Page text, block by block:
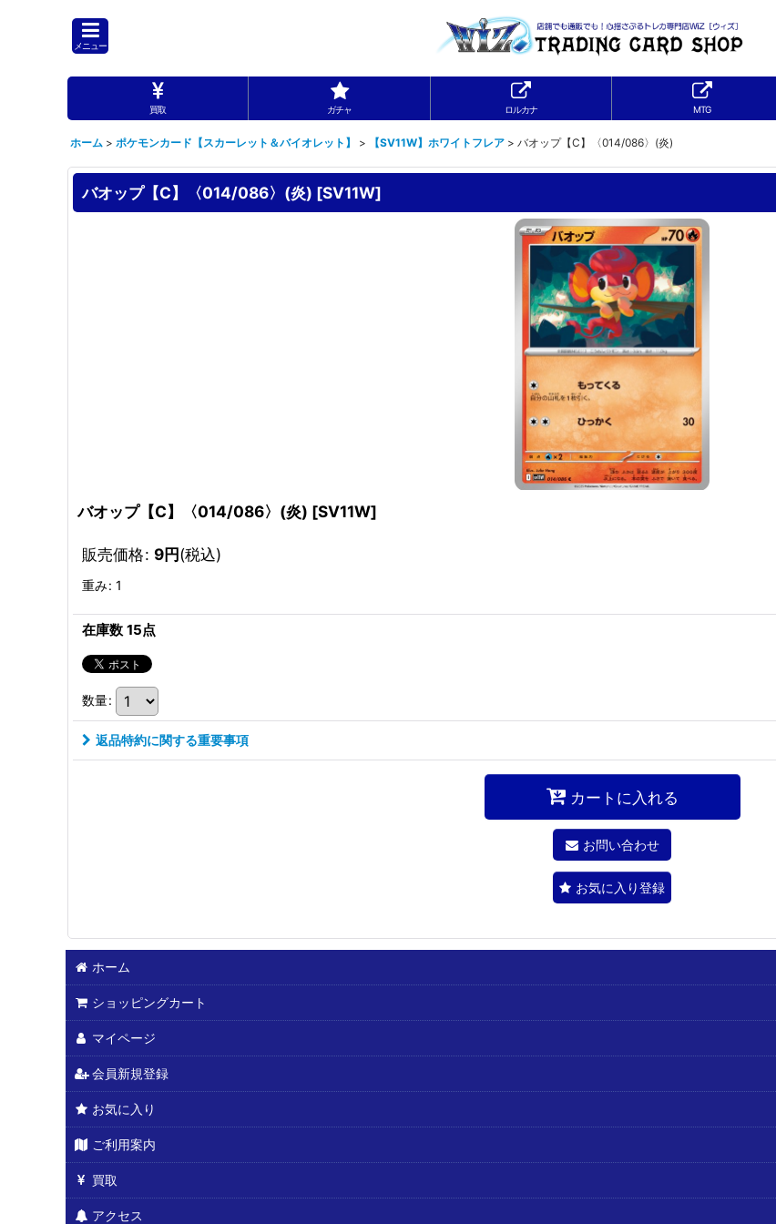
メニュー
買取 ガチャ ロルカナ MTG
ホーム > ポケモンカード【スカーレット＆バイオレット】 > 【SV11W】ホワイトフレア > バオップ【C】〈014/086〉(炎)
バオップ【C】〈014/086〉(炎) [SV11W]
バオップ【C】〈014/086〉(炎) [SV11W]
販売価格: 9円(税込)
重み: 1
在庫数 15点
数量:
返品特約に関する重要事項
カートに入れる
お問い合わせ
お気に入り登録
ホーム
ショッピングカート
マイページ
会員新規登録
お気に入り
ご利用案内
買取
アクセス